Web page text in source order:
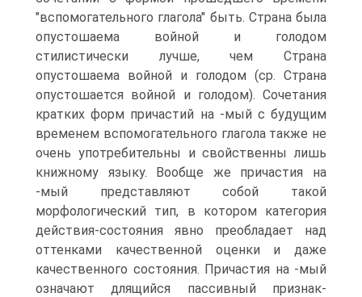
"вспомогательного глагола" быть. Страна была
опустошаема войной и голодом
стилистически лучше, чем Страна
опустошаема войной и голодом (ср. Страна
опустошается войной и голодом). Сочетания
кратких форм причастий на -мый с будущим
временем вспомогательного глагола также не
очень употребительны и свойственны лишь
книжному языку. Вообще же причастия на
-мый представляют собой такой
морфологический тип, в котором категория
действия-состояния явно преобладает над
оттенками качественной оценки и даже
качественного состояния. Причастия на -мый
означают длящийся пассивный признак-